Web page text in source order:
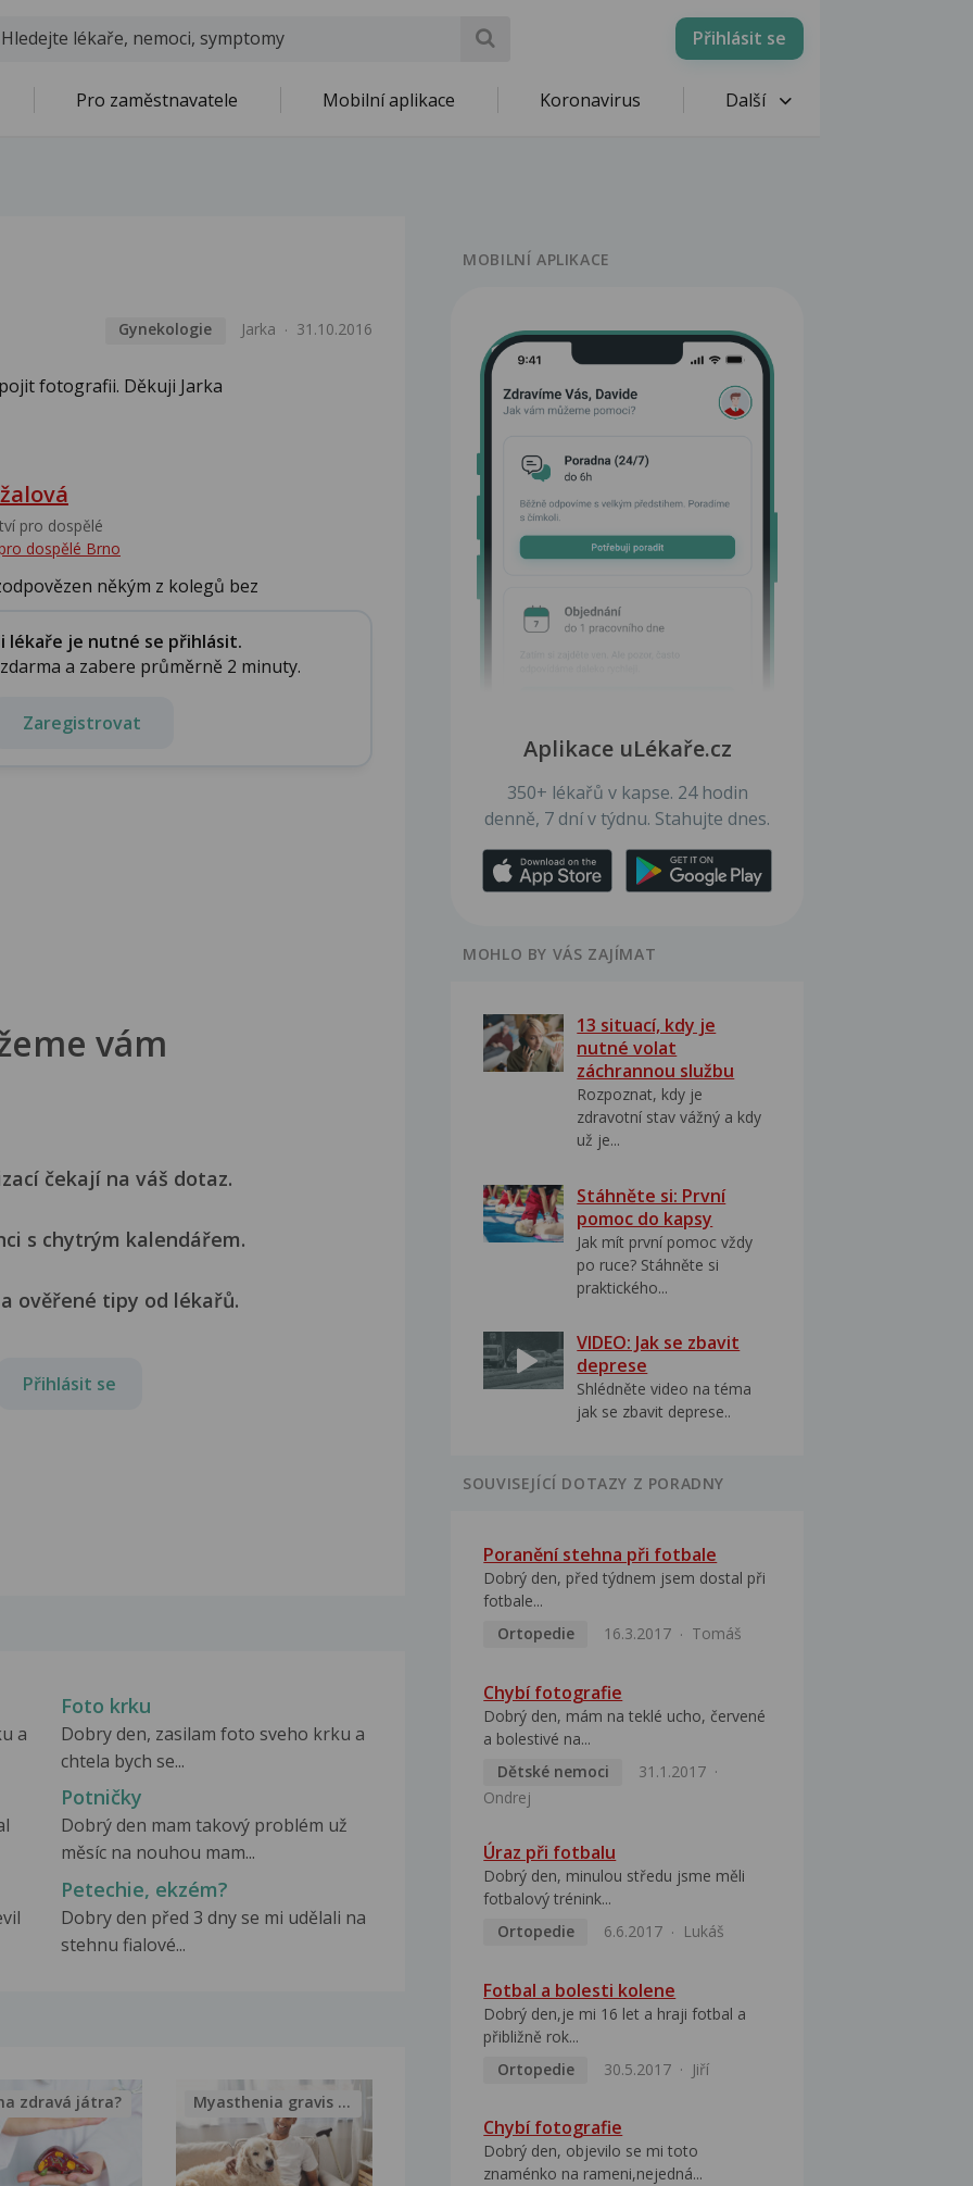
Přihlásit se
Pro zaměstnavatele Mobilní aplikace Koronavirus Další
Gynekologie Jarka 31.10.2016
fotografii. Děkuji Jarka
pro dospělé
dospělé Brno
někým z kolegů bez
lékaře je nutné se přihlásit.
a zabere průměrně 2 minuty.
Zaregistrovat
vám
čekají na váš dotaz.
s chytrým kalendářem.
ověřené tipy od lékařů.
Přihlásit se
a
Foto krku
Dobry den, zasilam foto sveho krku a
chtela bych se...
Potničky
Dobrý den mam takový problém už
měsíc na nouhou mam...
Petechie, ekzém?
Dobry den před 3 dny se mi udělali na
stehnu fialové...
zdravá játra? Myasthenia gravis – vše, co...
MOBILNÍ APLIKACE
Aplikace uLékaře.cz
350+ lékařů v kapse. 24 hodin
denně, 7 dní v týdnu. Stahujte dnes.
MOHLO BY VÁS ZAJÍMAT
13 situací, kdy je
nutné volat
záchrannou službu
Rozpoznat, kdy je
zdravotní stav vážný a kdy
už je...
Stáhněte si: První
pomoc do kapsy
Jak mít první pomoc vždy
po ruce? Stáhněte si
praktického...
VIDEO: Jak se zbavit
deprese
Shlédněte video na téma
jak se zbavit deprese..
SOUVISEJÍCÍ DOTAZY Z PORADNY
Poranění stehna při fotbale
Dobrý den, před týdnem jsem dostal při
fotbale...
Ortopedie
16.3.2017 Tomáš
Chybí fotografie
Dobrý den, mám na teklé ucho, červené
a bolestivé na...
Dětské nemoci
31.1.2017
Ondrej
Úraz při fotbalu
Dobrý den, minulou středu jsme měli
fotbalový trénink...
Ortopedie
6.6.2017 Lukáš
Fotbal a bolesti kolene
Dobrý den,je mi 16 let a hraji fotbal a
přibližně rok...
Ortopedie
30.5.2017 Jiří
Chybí fotografie
Dobrý den, objevilo se mi toto
znaménko na rameni,nejedná...